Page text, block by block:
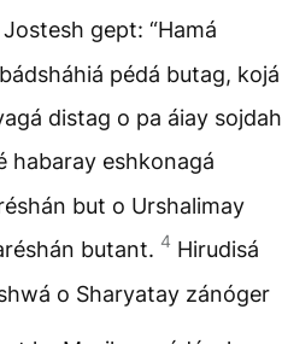
Jostesh gept: “Hamá
pédá butag, kojá
distag o pa áiay sojdah
habaray eshkonagá
but o Urshalimay
butant. 4 Hirudisá
o Sharyatay zánóger